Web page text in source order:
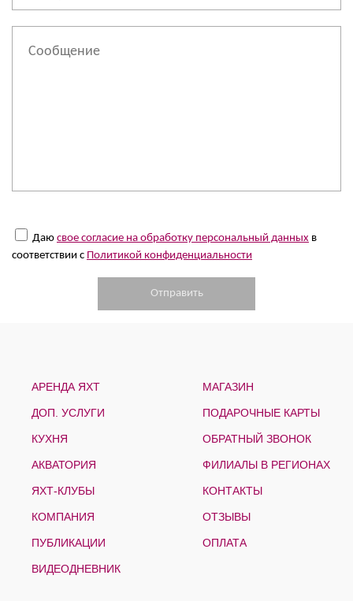
Даю свое согласие на обработку персональный данных в
соответствии с Политикой конфиденциальности
АРЕНДА ЯХТ
ДОП. УСЛУГИ
КУХНЯ
АКВАТОРИЯ
ЯХТ-КЛУБЫ
КОМПАНИЯ
ПУБЛИКАЦИИ
ВИДЕОДНЕВНИК
МАГАЗИН
ПОДАРОЧНЫЕ КАРТЫ
ОБРАТНЫЙ ЗВОНОК
ФИЛИАЛЫ В РЕГИОНАХ
КОНТАКТЫ
ОТЗЫВЫ
ОПЛАТА